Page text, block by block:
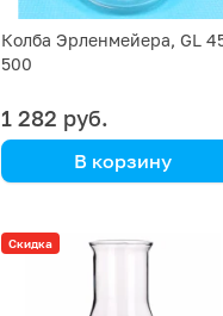
Колба Эрленмейера, GL
500
1 282 руб.
В корзину
(Кат. № 8023 GL/632 414
941 500) (Simax)
Скидка